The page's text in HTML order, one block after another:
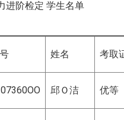
进阶检定 学生名单
姓名 考取
邱Ｏ洁 优等